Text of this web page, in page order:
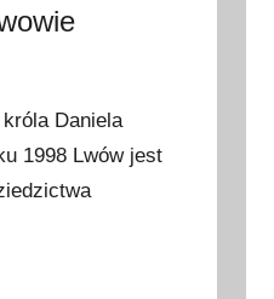
króla Daniela
1998 Lwów jest